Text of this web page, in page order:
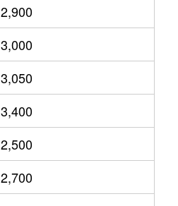
2,900
3,000
3,050
3,400
2,500
2,700